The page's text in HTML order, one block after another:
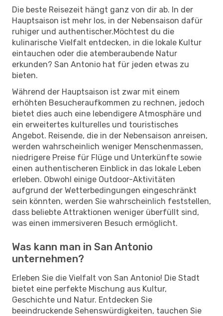
Die beste Reisezeit hängt ganz von dir ab. In der
Hauptsaison ist mehr los, in der Nebensaison dafür
ruhiger und authentischer.Möchtest du die
kulinarische Vielfalt entdecken, in die lokale Kultur
eintauchen oder die atemberaubende Natur
erkunden? San Antonio hat für jeden etwas zu
bieten.
Während der Hauptsaison ist zwar mit einem
erhöhten Besucheraufkommen zu rechnen, jedoch
bietet dies auch eine lebendigere Atmosphäre und
ein erweitertes kulturelles und touristisches
Angebot. Reisende, die in der Nebensaison anreisen,
werden wahrscheinlich weniger Menschenmassen,
niedrigere Preise für Flüge und Unterkünfte sowie
einen authentischeren Einblick in das lokale Leben
erleben. Obwohl einige Outdoor-Aktivitäten
aufgrund der Wetterbedingungen eingeschränkt
sein könnten, werden Sie wahrscheinlich feststellen,
dass beliebte Attraktionen weniger überfüllt sind,
was einen immersiveren Besuch ermöglicht.
Was kann man in San Antonio
unternehmen?
Erleben Sie die Vielfalt von San Antonio! Die Stadt
bietet eine perfekte Mischung aus Kultur,
Geschichte und Natur. Entdecken Sie
beeindruckende Sehenswürdigkeiten, tauchen Sie